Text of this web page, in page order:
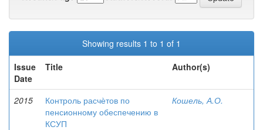
Showing results 1 to 1 of 1
Issue
Date
Title Author(s)
2015
Контроль расчѐтов по
пенсионному обеспечению в
КСУП
Кошель, А.О.